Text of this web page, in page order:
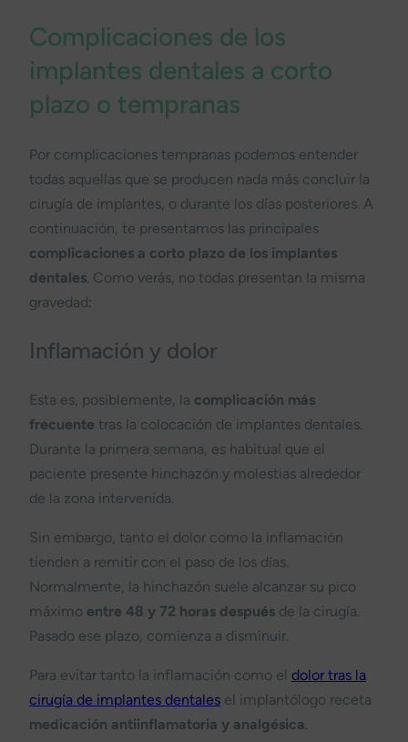
Complicaciones de los
implantes dentales a corto
plazo o tempranas
Por complicaciones tempranas podemos entender
todas aquellas que se producen nada más concluir la
cirugía de implantes, o durante los días posteriores. A
continuación, te presentamos las principales
complicaciones a corto plazo de los implantes
dentales. Como verás, no todas presentan la misma
gravedad:
Inflamación y dolor
Esta es, posiblemente, la complicación más
frecuente tras la colocación de implantes dentales.
Durante la primera semana, es habitual que el
paciente presente hinchazón y molestias alrededor
de la zona intervenida.
Sin embargo, tanto el dolor como la inflamación
tienden a remitir con el paso de los días.
Normalmente, la hinchazón suele alcanzar su pico
máximo entre 48 y 72 horas después de la cirugía.
Pasado ese plazo, comienza a disminuir.
Para evitar tanto la inflamación como el dolor tras la
cirugía de implantes dentales el implantólogo receta
medicación antiinflamatoria y analgésica.